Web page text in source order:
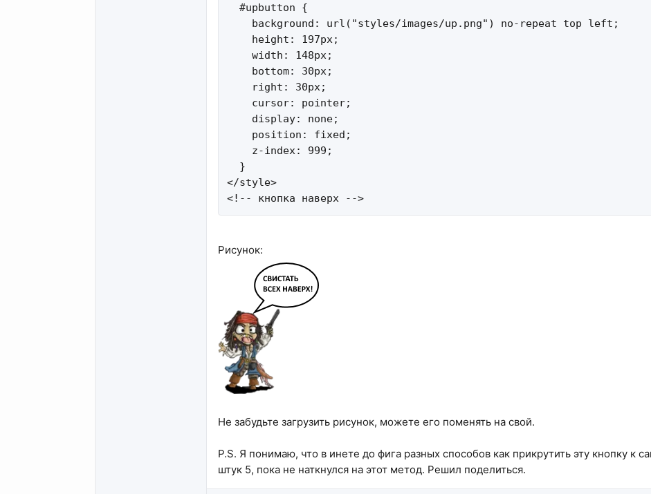
  #upbutton {
    background: url("styles/images/up.png") no-repeat top left;
    height: 197px;
    width: 148px;
    bottom: 30px;
    right: 30px;
    cursor: pointer;
    display: none;
    position: fixed;
    z-index: 999;
  }
</style>
<!-- кнопка наверх -->
Рисунок:
Не забудьте загрузить рисунок, можете его поменять на свой.
P.S. Я понимаю, что в инете до фига разных способов как прикрутить эту кнопку к
штук 5, пока не наткнулся на этот метод. Решил поделиться.